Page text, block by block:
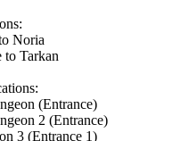
Noria
to Tarkan
(Entrance)
2 (Entrance)
3 (Entrance 1)